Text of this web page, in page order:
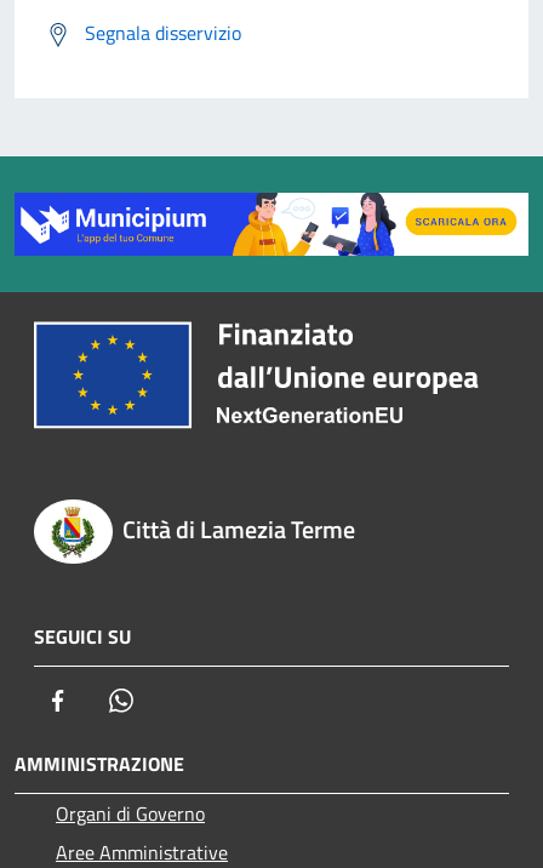
Segnala disservizio
Città di Lamezia Terme
SEGUICI SU
Facebook
AMMINISTRAZIONE
Organi di Governo
Aree Amministrative